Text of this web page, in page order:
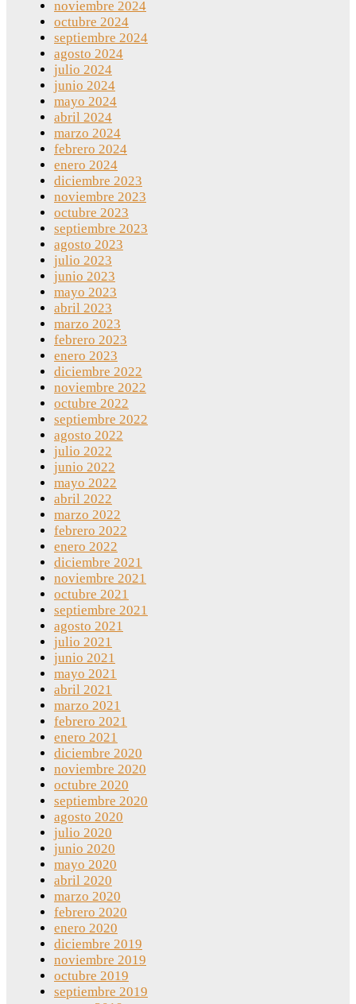
noviembre 2024
octubre 2024
septiembre 2024
agosto 2024
julio 2024
junio 2024
mayo 2024
abril 2024
marzo 2024
febrero 2024
enero 2024
diciembre 2023
noviembre 2023
octubre 2023
septiembre 2023
agosto 2023
julio 2023
junio 2023
mayo 2023
abril 2023
marzo 2023
febrero 2023
enero 2023
diciembre 2022
noviembre 2022
octubre 2022
septiembre 2022
agosto 2022
julio 2022
junio 2022
mayo 2022
abril 2022
marzo 2022
febrero 2022
enero 2022
diciembre 2021
noviembre 2021
octubre 2021
septiembre 2021
agosto 2021
julio 2021
junio 2021
mayo 2021
abril 2021
marzo 2021
febrero 2021
enero 2021
diciembre 2020
noviembre 2020
octubre 2020
septiembre 2020
agosto 2020
julio 2020
junio 2020
mayo 2020
abril 2020
marzo 2020
febrero 2020
enero 2020
diciembre 2019
noviembre 2019
octubre 2019
septiembre 2019